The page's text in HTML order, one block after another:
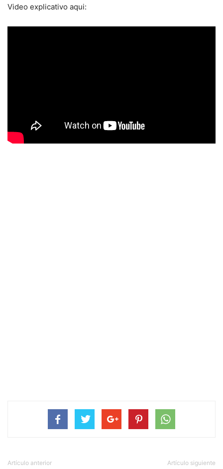
Video explicativo aqui:
Artículo anterior Artículo siguiente